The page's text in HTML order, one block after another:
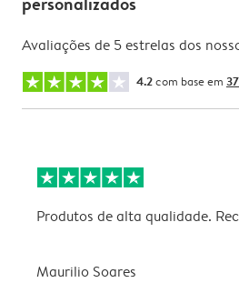
Avaliações de 5 estrelas dos
4.2com base em
Produtos de alta qualidade.
Maurilio Soares